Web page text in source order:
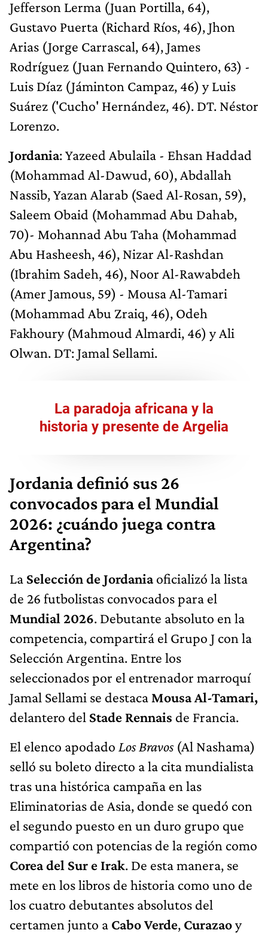
Jefferson Lerma (Juan Portilla, 64),
Gustavo Puerta (Richard Ríos, 46), Jhon
Arias (Jorge Carrascal, 64), James
Rodríguez (Juan Fernando Quintero, 63) -
Luis Díaz (Jáminton Campaz, 46) y Luis
Suárez ('Cucho' Hernández, 46). DT. Néstor
Lorenzo.
Jordania: Yazeed Abulaila - Ehsan Haddad
(Mohammad Al-Dawud, 60), Abdallah
Nassib, Yazan Alarab (Saed Al-Rosan, 59),
Saleem Obaid (Mohammad Abu Dahab,
70)- Mohannad Abu Taha (Mohammad
Abu Hasheesh, 46), Nizar Al-Rashdan
(Ibrahim Sadeh, 46), Noor Al-Rawabdeh
(Amer Jamous, 59) - Mousa Al-Tamari
(Mohammad Abu Zraiq, 46), Odeh
Fakhoury (Mahmoud Almardi, 46) y Ali
Olwan. DT: Jamal Sellami.
La paradoja africana y la
historia y presente de Argelia
Jordania definió sus 26
convocados para el Mundial
2026: ¿cuándo juega contra
Argentina?
La Selección de Jordaniaoficializó la lista
de 26 futbolistas convocados para el
Mundial 2026. Debutante absoluto en la
competencia, compartirá el Grupo J con la
Selección Argentina. Entre los
seleccionados por el entrenador marroquí
Jamal Sellami se destaca Mousa Al-Tamari,
delantero del Stade Rennais de Francia.
El elenco apodado Los Bravos(Al Nashama)
selló su boleto directo a la cita mundialista
tras una histórica campaña en las
Eliminatorias de Asia, donde se quedó con
el segundo puesto en un duro grupo que
compartió con potencias de la región como
Corea del Sur e Irak. De esta manera, se
mete en los libros de historia como uno de
los cuatro debutantes absolutos del
certamen junto a Cabo Verde, Curazaoy